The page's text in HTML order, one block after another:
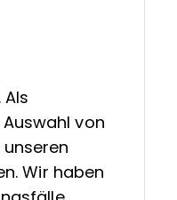
von
Wir haben